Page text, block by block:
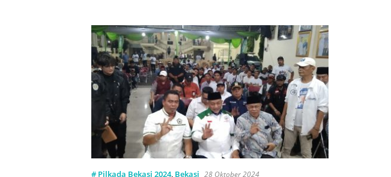
# Pilkada Bekasi 2024, Bekasi 28 Oktober 2024